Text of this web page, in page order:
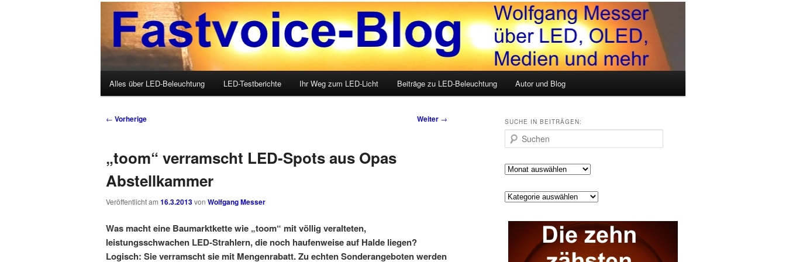
Fastvoice-Blog
Wolfgang Messer über LED, OLED, Medien und mehr
Hauptmenü
Zum Inhalt wechseln
Zum sekundären Inhalt wechseln
Alles über LED-Beleuchtung LED-Testberichte Ihr Weg zum LED-Licht Beiträge zu LED-Beleuchtung Autor und Blog
Beitrags-Navigation
← Vorherige Weiter →
„toom“ verramscht LED-Spots aus Opas
Abstellkammer
Veröffentlicht am 16.3.2013von Wolfgang Messer
Was macht eine Baumarktkette wie „toom“ mit völlig veralteten,
leistungsschwachen LED-Strahlern, die noch haufenweise auf Halde liegen?
Logisch: Sie verramscht sie mit Mengenrabatt. Zu echten Sonderangeboten werden
SUCHE IN BEITRÄGEN:
Suchen